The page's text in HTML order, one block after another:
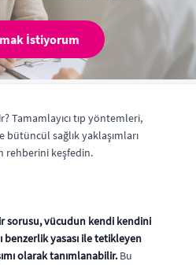
İstiyorum
Tamamlayıcı tıp yöntemleri,
sağlık yaklaşımları
rehberini keşfedin.
sorusu, vücudun kendi kendini
benzerlik yasası ile tetikleyen
olarak tanımlanabilir. Bu